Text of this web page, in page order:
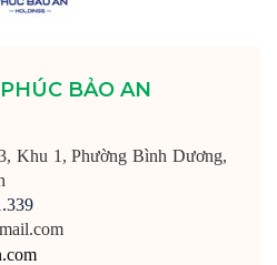
BẢO AN
Khu 1, Phường Bình Dương,